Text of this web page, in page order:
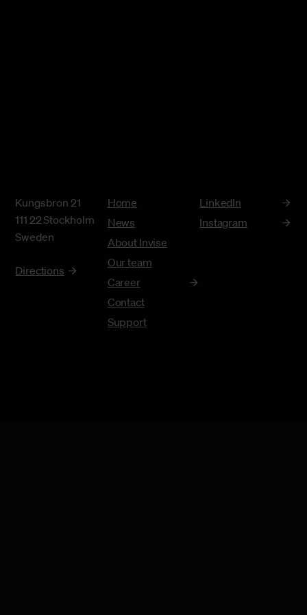
Kungsbron 21
111 22 Stockholm
Sweden
Directions
Home
News
About Invise
Our team
Career
Contact
Support
LinkedIn
Instagram